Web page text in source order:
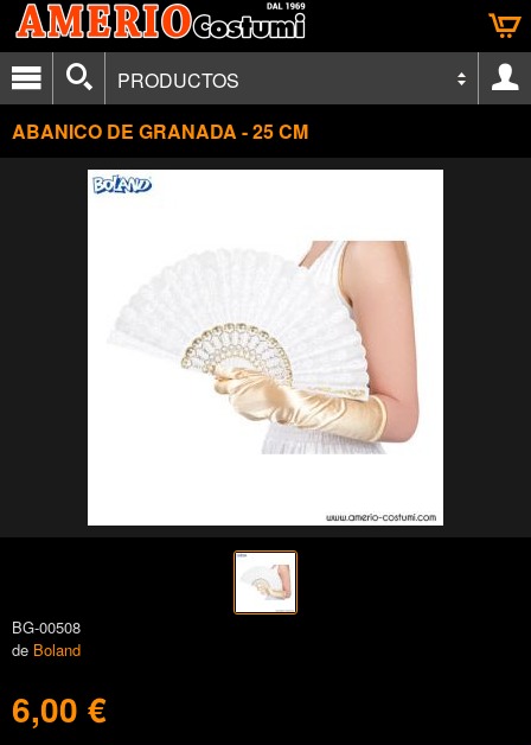
PRODUCTOS
ABANICO DE GRANADA - 25 CM
BG-00508
de Boland
6,00 €